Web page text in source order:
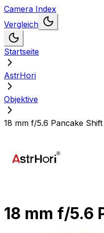
Camera Index
Vergleich
Startseite
AstrHori
Objektive
18 mm f/5.6 Pancake Shift
18 mm f/5.6